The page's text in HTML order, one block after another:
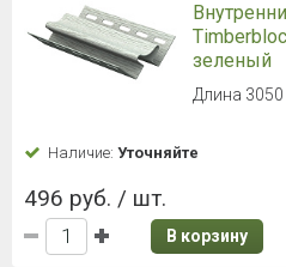
зеленый
Длина
Наличие: Уточняйте
496 руб. / шт.
В корзину